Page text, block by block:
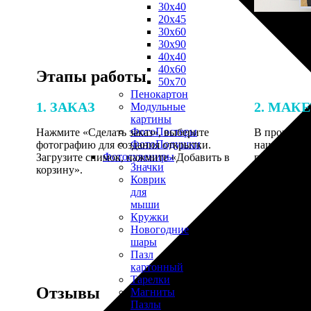
30х40
20х45
30х60
30х90
40х40
40х60
50х70
Пенокартон
Модульные
картины
ФотоПостеры
ФотоПодушки
Фотоcувениры
Значки
Коврик
для
мыши
Кружки
Новогодние
шары
Пазл
картонный
Тарелки
Магниты
Пазлы
Этапы работы
1. ЗАКАЗ
Нажмите «Сделать заказ», выберите
фотографию для создания открытки.
Загрузите снимок, нажмите «Добавить в
корзину».
2.
В процессе
наши
по
Отзывы